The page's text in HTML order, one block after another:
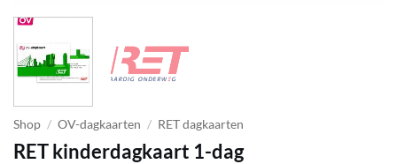
Shop / OV-dagkaarten / RET dagkaarten
RET kinderdagkaart 1-dag